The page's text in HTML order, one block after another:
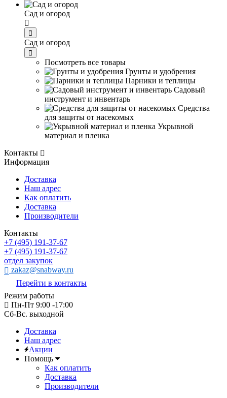
Сад и огород
Сад и огород
Посмотреть все товары
Грунты и удобрения
Парники и теплицы
Садовый
инструмент и инвентарь
Средства
для защиты от насекомых
Укрывной
материал и пленка
Контакты
Информация
Доставка
Наш адрес
Как оплатить
Доставка
Производители
Контакты
+7 (495) 191-37-67
+7 (495) 191-37-67
отдел закупок
zakaz@snabway.ru
Перейти в контакты
Режим работы
Пн-Пт 9:00 -17:00
Сб-Вс. выходной
Доставка
Наш адрес
Акции
Помощь
Как оплатить
Доставка
Производители